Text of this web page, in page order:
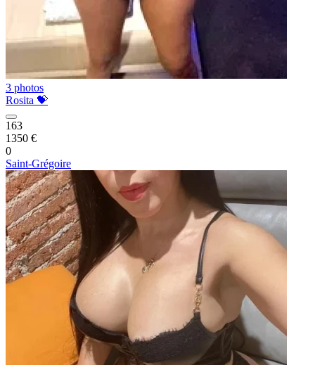
3 photos
Rosita 💝
163
1350 €
0
Saint-Grégoire